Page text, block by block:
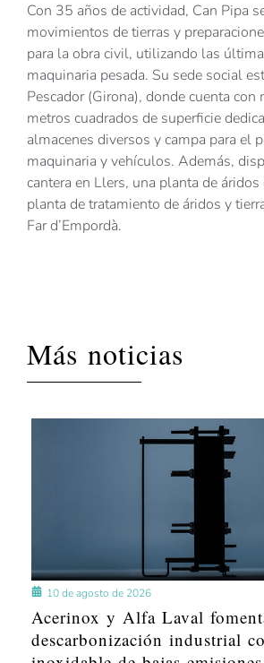
Con 35 años de actividad, Can Pipa
movimientos de tierras y
para la obra civil, utilizando las
maquinaria pesada. Su sede social
Pescador (Girona), donde cuenta
metros cuadrados de superficie
almacenes diversos y campa para el
maquinaria y vehículos. Además,
cantera en Llers, una planta de
planta de tratamiento de áridos y
Far d’Empordà.
Más noticias
10 de agosto de 2026
Acerinox y Alfa Laval
descarbonización industrial